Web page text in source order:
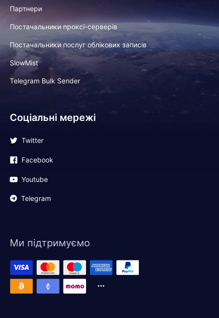
Партнери
Постачальники проксі-серверів
Постачальники послуг облікових записів
SlowMist
Telegram Bulk Sender
Соціальні мережі
Twitter
Facebook
Youtube
Telegram
Ми підтримуємо